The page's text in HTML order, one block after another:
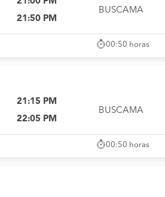
21:50 PM
BUSCAMA
00:50 horas
21:15 PM
22:05 PM
BUSCAMA
00:50 horas